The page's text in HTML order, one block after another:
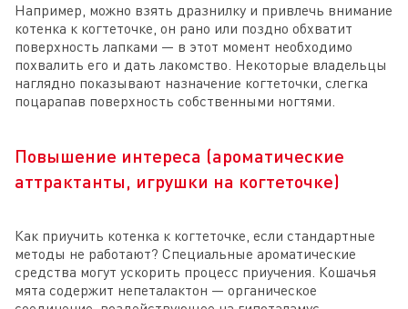
Например, можно взять дразнилку и привлечь внимание
котенка к когтеточке, он рано или поздно обхватит
поверхность лапками — в этот момент необходимо
похвалить его и дать лакомство. Некоторые владельцы
наглядно показывают назначение когтеточки, слегка
поцарапав поверхность собственными ногтями.
Повышение интереса (ароматические
аттрактанты, игрушки на когтеточке)
Как приучить котенка к когтеточке, если стандартные
методы не работают? Специальные ароматические
средства могут ускорить процесс приучения. Кошачья
мята содержит непеталактон — органическое